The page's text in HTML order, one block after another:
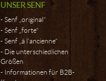
UNSER SENF
Senf „original“
Senf „forte“
Senf „à l’ancienne“
Die unterschiedlichen
Größen
Informationen für B2B-